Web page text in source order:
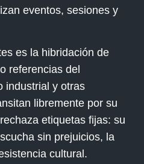
eventos, sesiones y
es la hibridación de
referencias del
industrial y otras
libremente por su
etiquetas fijas: su
sin prejuicios, la
cultural.